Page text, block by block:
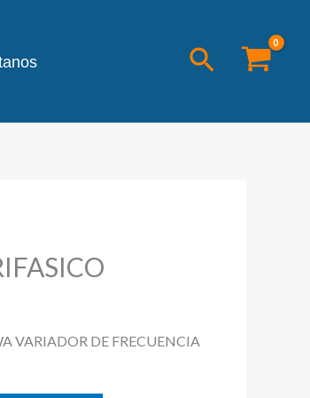
Buscar
VARIADOR DE FRECUENCIA